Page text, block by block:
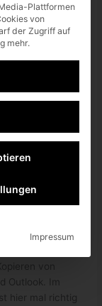
Stärken von
Feature
von
Outlook. Im
hier mal richtig
Plattformen
von
der Zugriff auf
mehr.
Impressum